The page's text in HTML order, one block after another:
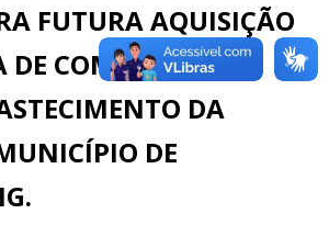
FUTURA AQUISIÇÃO
DE COMBUSTÍVEIS
DA
DE